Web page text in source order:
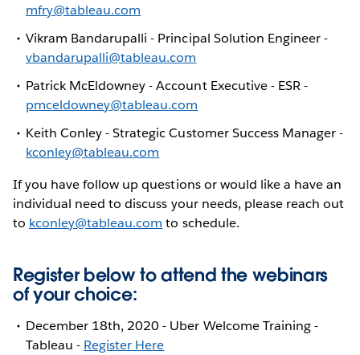
mfry@tableau.com
Vikram Bandarupalli - Principal Solution Engineer -
vbandarupalli@tableau.com
Patrick McEldowney - Account Executive - ESR -
pmceldowney@tableau.com
Keith Conley - Strategic Customer Success Manager -
kconley@tableau.com
If you have follow up questions or would like a have an
individual need to discuss your needs, please reach out
to kconley@tableau.com to schedule.
Register below to attend the webinars
of your choice:
December 18th, 2020 - Uber Welcome Training -
Tableau - Register Here